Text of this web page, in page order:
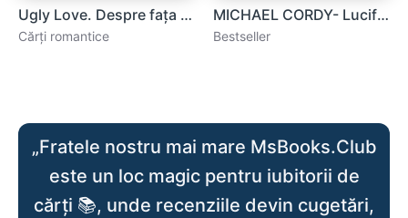
Ugly Love. Despre fața urâtă a iubirii de Colleen Hoover format electronic
Cărți romantice
MICHAEL CORDY- Lucifer .PDF
Bestseller
„Fratele nostru mai mare MsBooks.Club
este un loc magic pentru iubitorii de
cărți 📚, unde recenziile devin cugetări,